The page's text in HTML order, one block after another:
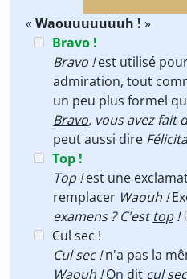
«Waouuuuuuuh ! »
Bravo !
Bravo !est utilisé
admiration, tout
un peu plus formel
Bravo, vous avez fait
peut aussi dire
Top !
Top !est une
remplacer Waouh !
examens ? C'esttop!
Cul sec !
Cul sec !n'a pas la
Waouh !On dit cul